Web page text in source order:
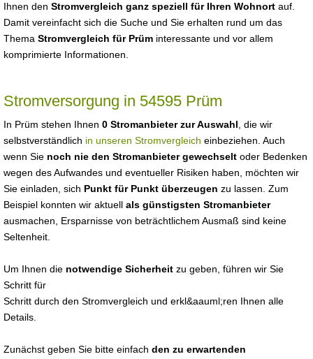
Ihnen den Stromvergleich ganz speziell für Ihren Wohnort auf.
Damit vereinfacht sich die Suche und Sie erhalten rund um das
Thema Stromvergleich für Prüm interessante und vor allem
komprimierte Informationen.
Stromversorgung in 54595 Prüm
In Prüm stehen Ihnen 0 Stromanbieter zur Auswahl , die wir
selbstverständlich in unseren Stromvergleich einbeziehen. Auch
wenn Sie noch nie den Stromanbieter gewechselt oder Bedenken
wegen des Aufwandes und eventueller Risiken haben, möchten wir
Sie einladen, sich Punkt für Punkt überzeugen zu lassen. Zum
Beispiel konnten wir aktuell als günstigsten Stromanbieter
ausmachen, Ersparnisse von beträchtlichem Ausmaß sind keine
Seltenheit.
Um Ihnen die notwendige Sicherheit zu geben, führen wir Sie
Schritt für
Schritt durch den Stromvergleich und erkl&aauml;ren Ihnen alle
Details.
Zunächst geben Sie bitte einfach den zu erwartenden